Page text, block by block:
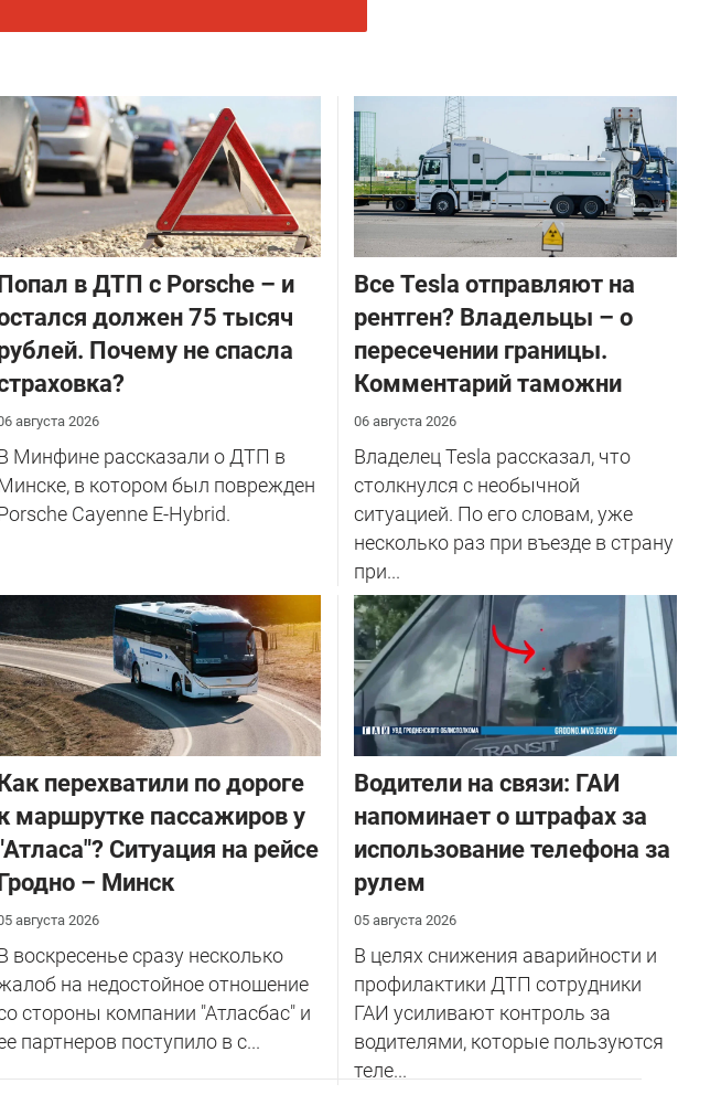
в ДТП с Porsche – и
должен 75 тысяч
Почему не спасла
августа 2026
Минфине рассказали о ДТП в
в котором был поврежден
Cayenne E-Hybrid.
Все Tesla отправляют на
рентген? Владельцы – о
пересечении границы.
Комментарий таможни
06 августа 2026
Владелец Tesla рассказал, что
столкнулся с необычной
ситуацией. По его словам, уже
несколько раз при въезде в страну
при...
перехватили по дороге
маршрутке пассажиров у
Ситуация на рейсе
– Минск
августа 2026
воскресенье сразу несколько
на недостойное отношение
стороны компании "Атласбас" и
партнеров поступило в с...
Водители на связи: ГАИ
напоминает о штрафах за
использование телефона за
рулем
05 августа 2026
В целях снижения аварийности и
профилактики ДТП сотрудники
ГАИ усиливают контроль за
водителями, которые пользуются
теле...